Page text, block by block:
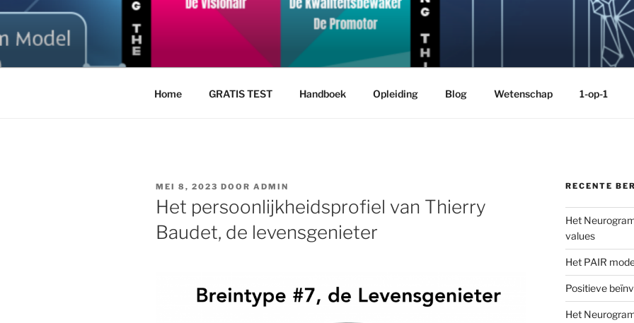
de
inhoud
NEUROGRAM
Doorgrond jezelf en anderen met Cybernetic Big Five Theory
Home GRATIS TEST Handboek Opleiding Blog Wetenschap 1-op-1
GEPLAATST
OP
MEI 8, 2023 DOOR ADMIN
Het persoonlijkheidsprofiel van Thierry
Baudet, de levensgenieter
RECENTE
Het
values
Het PAIR
Positieve
Het